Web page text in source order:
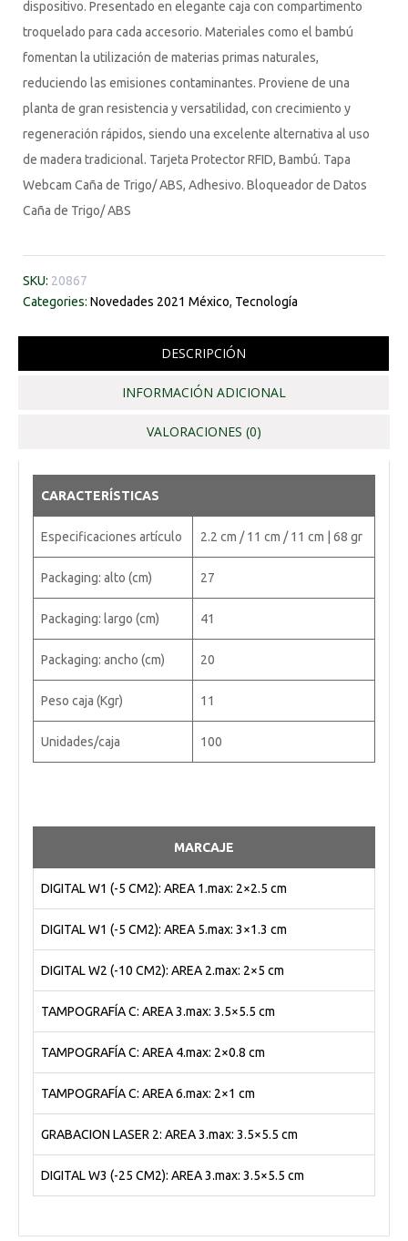
dispositivo. Presentado en elegante caja con compartimento
troquelado para cada accesorio. Materiales como el bambú
fomentan la utilización de materias primas naturales,
reduciendo las emisiones contaminantes. Proviene de una
planta de gran resistencia y versatilidad, con crecimiento y
regeneración rápidos, siendo una excelente alternativa al uso
de madera tradicional. Tarjeta Protector RFID, Bambú. Tapa
Webcam Caña de Trigo/ ABS, Adhesivo. Bloqueador de Datos
Caña de Trigo/ ABS
SKU: 20867
Categories: Novedades 2021 México, Tecnología
DESCRIPCIÓN
INFORMACIÓN ADICIONAL
VALORACIONES (0)
CARACTERÍSTICAS
Especificaciones artículo 2.2 cm / 11 cm / 11 cm | 68 gr
Packaging: alto (cm) 27
Packaging: largo (cm) 41
Packaging: ancho (cm) 20
Peso caja (Kgr) 11
Unidades/caja 100
MARCAJE
DIGITAL W1 (-5 CM2): AREA 1.max: 2×2.5 cm
DIGITAL W1 (-5 CM2): AREA 5.max: 3×1.3 cm
DIGITAL W2 (-10 CM2): AREA 2.max: 2×5 cm
TAMPOGRAFÍA C: AREA 3.max: 3.5×5.5 cm
TAMPOGRAFÍA C: AREA 4.max: 2×0.8 cm
TAMPOGRAFÍA C: AREA 6.max: 2×1 cm
GRABACION LASER 2: AREA 3.max: 3.5×5.5 cm
DIGITAL W3 (-25 CM2): AREA 3.max: 3.5×5.5 cm